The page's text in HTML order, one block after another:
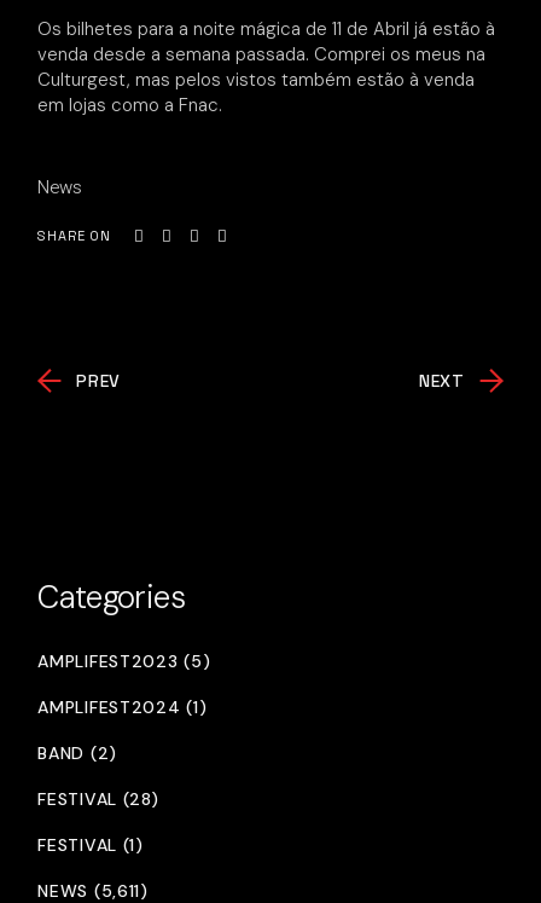
Os bilhetes para a noite mágica de 11 de Abril já estão à
venda desde a semana passada. Comprei os meus na
Culturgest, mas pelos vistos também estão à venda
em lojas como a Fnac.
News
SHARE ON
PREV NEXT
Categories
AMPLIFEST2023 (5)
AMPLIFEST2024 (1)
BAND (2)
FESTIVAL (28)
FESTIVAL (1)
NEWS (5,611)